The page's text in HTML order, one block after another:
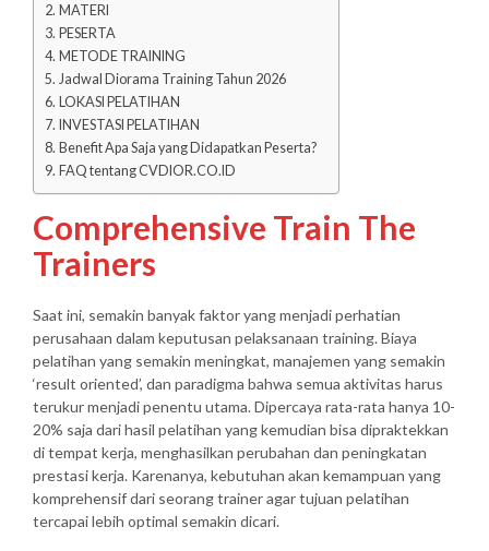
MATERI
PESERTA
METODE TRAINING
Jadwal Diorama Training Tahun 2026
LOKASI PELATIHAN
INVESTASI PELATIHAN
Benefit Apa Saja yang Didapatkan Peserta?
FAQ tentang CVDIOR.CO.ID
Comprehensive Train The
Trainers
Saat ini, semakin banyak faktor yang menjadi perhatian
perusahaan dalam keputusan pelaksanaan training. Biaya
pelatihan yang semakin meningkat, manajemen yang semakin
‘result oriented’, dan paradigma bahwa semua aktivitas harus
terukur menjadi penentu utama. Dipercaya rata-rata hanya 10-
20% saja dari hasil pelatihan yang kemudian bisa dipraktekkan
di tempat kerja, menghasilkan perubahan dan peningkatan
prestasi kerja. Karenanya, kebutuhan akan kemampuan yang
komprehensif dari seorang trainer agar tujuan pelatihan
tercapai lebih optimal semakin dicari.